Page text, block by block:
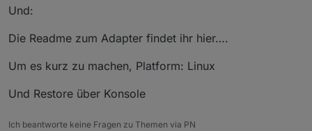
Und:
Die Readme zum Adapter findet ihr hier….
Um es kurz zu machen, Platform: Linux
Und Restore über Konsole
Ich beantworte keine Fragen zu Themen via PN